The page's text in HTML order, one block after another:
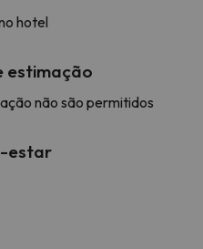
hotel
estimação
não são permitidos
estar